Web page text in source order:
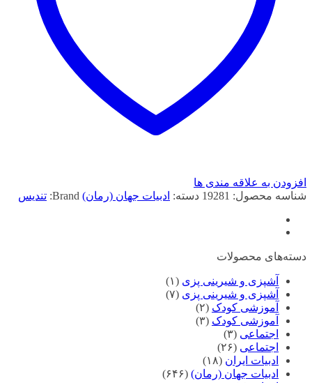
افزودن به علاقه مندی ها
شناسه محصول: 19281 دسته: ادبیات جهان (رمان) Brand: تندیس
دسته‌های محصولات
آشپزی و شیرینی پزی (۱)
آشپزی و شیرینی پزی (۷)
آموزشی کودک (۲)
آموزشی کودک (۳)
اجتماعی (۳)
اجتماعی (۲۶)
ادبیات ایران (۱۸)
ادبیات جهان (رمان) (۶۴۶)